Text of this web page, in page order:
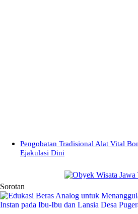
Pengobatan Tradisional Alat Vital
Ejakulasi Dini
Sorotan